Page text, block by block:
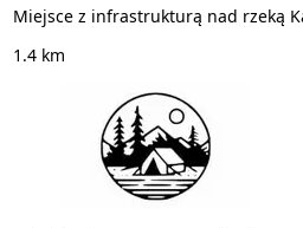
Miejsce z infrastrukturą nad rzeką
1.4 km